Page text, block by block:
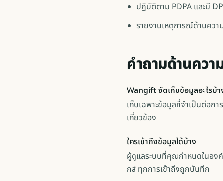
ปฏิบัติตาม PDPA และมี
รายงานเหตุการณ์ด้านคว
คำถามด้านคว
Wangift จัดเก็บข้อมูลอะไรบ้า
เก็บเฉพาะข้อมูลที่จำเป็นต่อก
เกี่ยวข้อง
ใครเข้าถึงข้อมูลได้บ้าง
ผู้ดูแลระบบที่คุณกำหนดในองค์
กส์ ทุกการเข้าถึงถูกบันทึก